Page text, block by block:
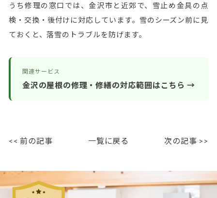
うち修理の窓口では、金沢市と近郊で、雪止め金具の点
検・交換・後付けに対応しています。雪のシーズン前に見
ておくと、落雪のトラブルを防げます。
関連サービス
金沢の屋根の修理・修繕の対応範囲はこちら →
<< 前の記事 一覧に戻る 次の記事 >>